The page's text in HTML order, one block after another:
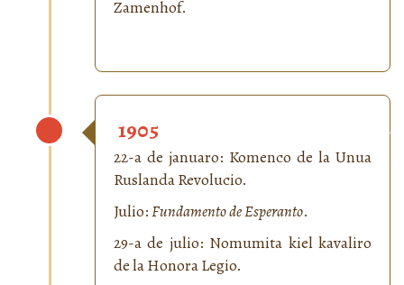
Zamenhof.
1905
22-a de januaro: Komenco de la Unua
Ruslanda Revolucio.
Julio:Fundamento de Esperanto.
29-a de julio: Nomumita kiel kavaliro
de la Honora Legio.